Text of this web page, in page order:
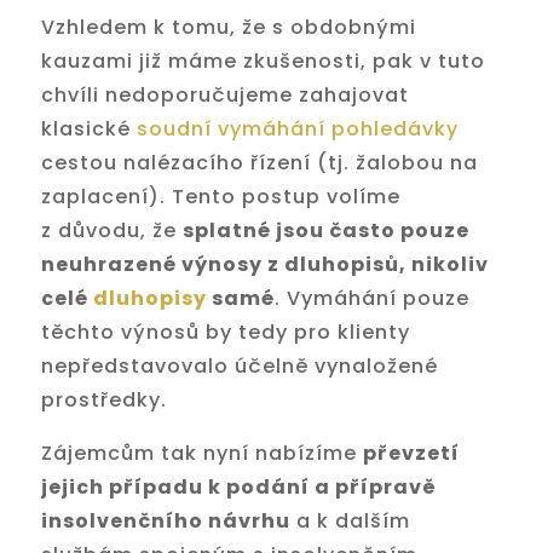
Vzhledem k tomu, že s obdobnými
kauzami již máme zkušenosti, pak v tuto
chvíli nedoporučujeme zahajovat
klasické soudní vymáhání pohledávky
cestou nalézacího řízení (tj. žalobou na
zaplacení). Tento postup volíme
z důvodu, že splatné jsou často pouze
neuhrazené výnosy z dluhopisů, nikoliv
celé dluhopisy samé. Vymáhání pouze
těchto výnosů by tedy pro klienty
nepředstavovalo účelně vynaložené
prostředky.
Zájemcům tak nyní nabízíme převzetí
jejich případu k podání a přípravě
insolvenčního návrhu a k dalším